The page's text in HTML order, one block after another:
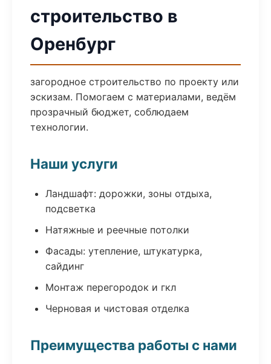
строительство в
Оренбург
загородное строительство по проекту или
эскизам. Помогаем с материалами, ведём
прозрачный бюджет, соблюдаем
технологии.
Наши услуги
Ландшафт: дорожки, зоны отдыха,
подсветка
Натяжные и реечные потолки
Фасады: утепление, штукатурка,
сайдинг
Монтаж перегородок и гкл
Черновая и чистовая отделка
Преимущества работы с нами